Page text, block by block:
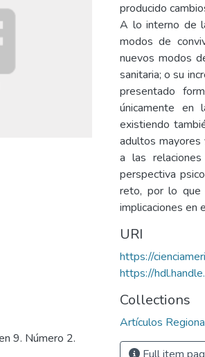
9. Número 2.
producido
A lo interno de
modos de
nuevos modos
sanitaria; o su
presentado
únicamente en
existiendo
adultos mayores
a las
perspectiva
reto, por lo que
implicaciones en
URI
https://
https://
Collections
Artículos